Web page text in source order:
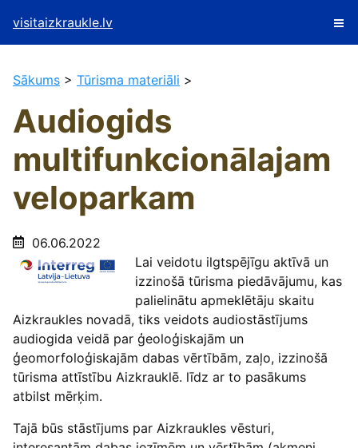
visitaizkraukle.lv
Sākums > Tūrisma materiāli >
Audiogids
multifunkcionālajam
veloparkam
06.06.2022
Lai veidotu ilgtspējīgu aktīvā un
izzinošā tūrisma piedāvājumu, kas
palielinātu apmeklētāju skaitu
Aizkraukles novadā, tiks veidots audiostāstījums
audiogida veidā par ģeoloģiskajām un
ģeomorfoloģiskajām dabas vērtībām, zaļo, izzinošā
tūrisma attīstību Aizkrauklē. līdz ar to pasākums
atbilst mērķim.
Tajā būs stāstījums par Aizkraukles vēsturi,